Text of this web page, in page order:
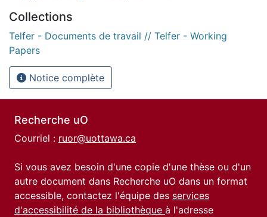
Collections
Telfer - Documents de travail // Telfer - Working
Papers
Notice complète
Recherche uO
Courriel : ruor@uottawa.ca
Si vous avez besoin d'une copie d'une thèse ou d'un
autre document dans Recherche uO dans un format
accessible, contactez l'équipe des services
d'accessibilité de la bibliothèque à l'adresse